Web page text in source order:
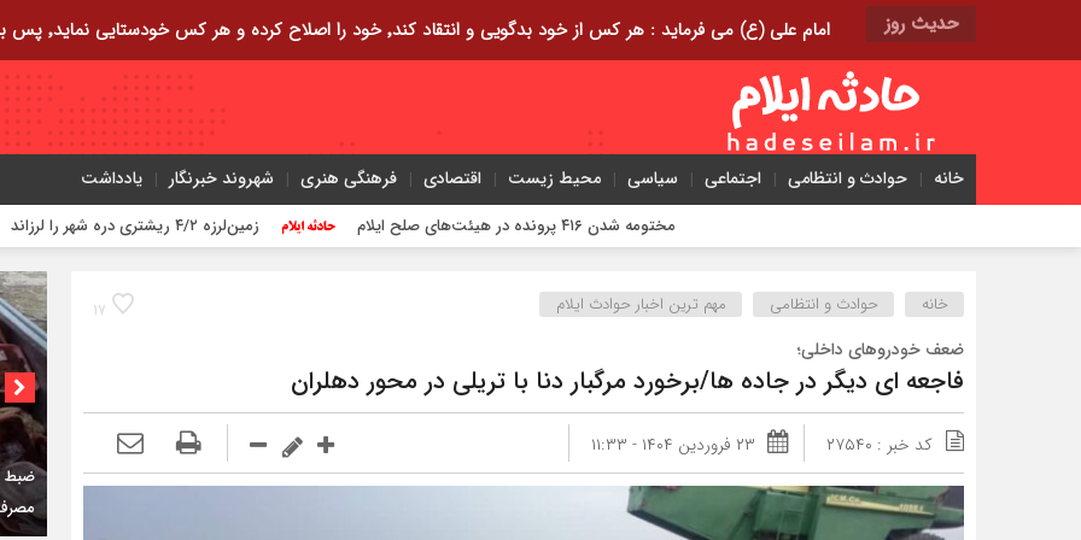
حدیث روز امام علی (ع) می فرماید : هر کس از خود بدگویی و انتقاد کند٬ خود را اصلاح کرده و هر کس خودستایی نماید٬ پس به تحقیق خویش را تباه نموده است.
خانه حوادث و انتظامی اجتماعی سیاسی محیط زیست اقتصادی فرهنگی هنری شهروند خبرنگار یادداشت
مختومه شدن ۴۱۶ پرونده در هیئت‌های صلح ایلام زمین‌لرزه ۴/۲ ریشتری دره شهر را لرزاند
۱۷ خانه حوادث و انتظامی مهم ترین اخبار حوادث ایلام
ضعف خودروهای داخلی؛
فاجعه ای دیگر در جاده ها/برخورد مرگبار دنا با تریلی در محور دهلران
کد خبر : ۲۷۵۴۰ ۲۳ فروردین ۱۴۰۴ - ۱۱:۳۳